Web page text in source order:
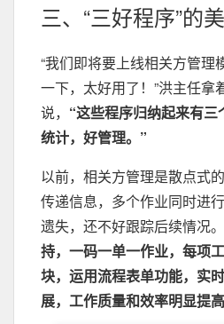
三、“三好程序”的
“我们即将要上线相关方管理
一下，太好用了！”洪主任拿
说， “这些程序归纳起来有
统计，好管理。”
以前，相关方管理是散点式
传递信息，多个作业同时进
遗失，还不好跟踪后续情况。
持，一码一单一作业，每项
块，运用流程表单功能，实
展，工作质量和效率明显提高